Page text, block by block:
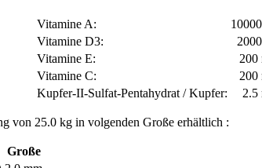
Vitamine A:
Vitamine D3:
Vitamine E:
200
Vitamine C:
200
Kupfer-II-Sulfat-Pentahydrat / Kupfer: 2.5
von 25.0 kg in volgenden Große erhältlich :
Große